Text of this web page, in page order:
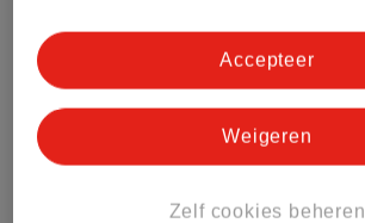
Bestel & Bezorginformatie
Zelf cookies beheren
Weigeren
Accepteer